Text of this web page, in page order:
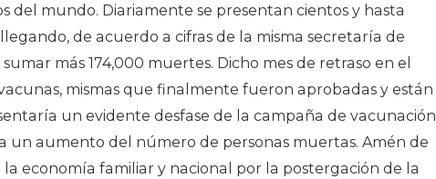
del mundo. Diariamente se presentan cientos y hasta
llegando, de acuerdo a cifras de la misma secretaría de
más 174,000 muertes. Dicho mes de retraso en el
mismas que finalmente fueron aprobadas y están
un evidente desfase de la campaña de vacunación
un aumento del número de personas muertas. Amén de
la economía familiar y nacional por la postergación de la